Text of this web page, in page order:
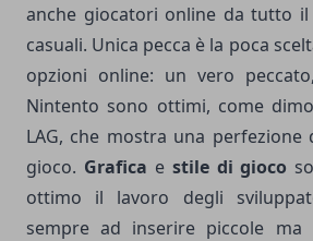
anche giocatori online da tutto il
casuali. Unica pecca è la poca
opzioni online: un vero
Nintento sono ottimi, come
LAG, che mostra una perfezione
gioco. Grafica e stile di gioco
ottimo il lavoro degli
sempre ad inserire piccole